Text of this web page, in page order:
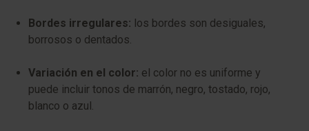
Bordes irregulares: los bordes son desiguales,
borrosos o dentados.
Variación en el color: el color no es uniforme y
puede incluir tonos de marrón, negro, tostado, rojo,
blanco o azul.